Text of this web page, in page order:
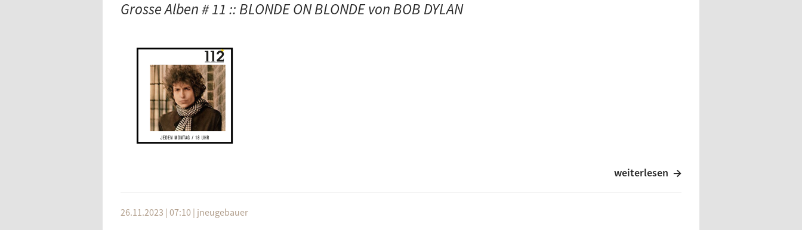
Grosse Alben # 11 :: BLONDE ON BLONDE von BOB DYLAN
Bob Dylan
Visions of Johanna
weiterlesen
26.11.2023 | 07:10 | jneugebauer